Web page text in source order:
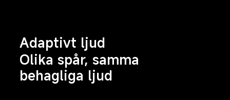
Adaptivt ljud
Olika spår, samma
behagliga ljud